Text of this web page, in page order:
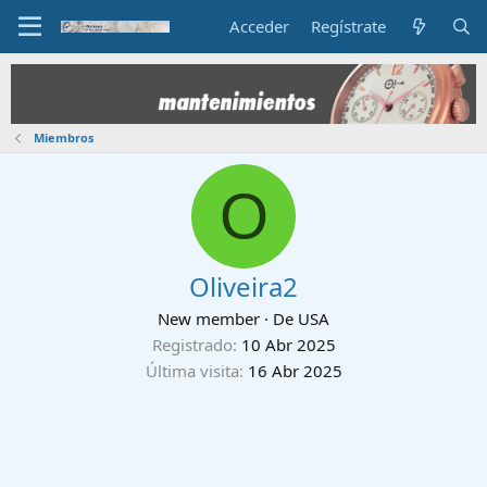
Acceder Regístrate
Miembros
O
Oliveira2
New member · De USA
Registrado 10 Abr 2025
Última visita 16 Abr 2025